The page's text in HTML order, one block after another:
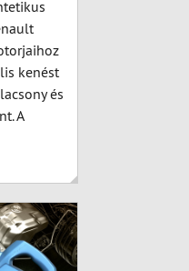
kenést
és
A